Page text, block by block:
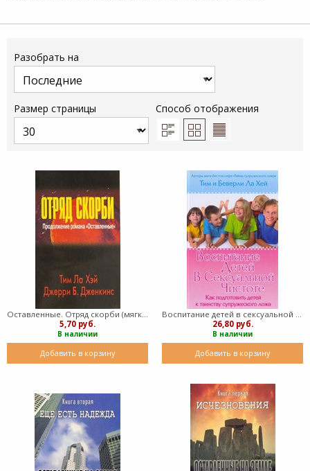
Разобрать на
Размер страницы Способ отображения
Оставленные. Отряд скорби (мягкий)
5,70 руб.
В наличии
Добавить в корзину
Воспитание детей в сексуальной чистоте (Мягкий)
26,80 руб.
В наличии
Добавить в корзину